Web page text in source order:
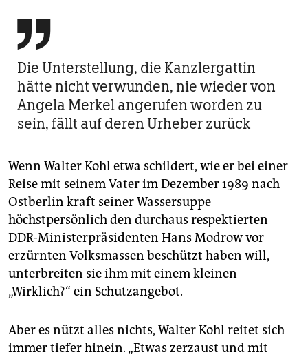

Die Unterstellung, die Kanzlergattin
hätte nicht verwunden, nie wieder von
Angela Merkel angerufen worden zu
sein, fällt auf deren Urheber zurück
Wenn Walter Kohl etwa schildert, wie er bei einer
Reise mit seinem Vater im Dezember 1989 nach
Ostberlin kraft seiner Wassersuppe
höchstpersönlich den durchaus respektierten
DDR-Ministerpräsidenten Hans Modrow vor
erzürnten Volksmassen beschützt haben will,
unterbreiten sie ihm mit einem kleinen
„Wirklich?“ ein Schutzangebot.
Aber es nützt alles nichts, Walter Kohl reitet sich
immer tiefer hinein. „Etwas zerzaust und mit